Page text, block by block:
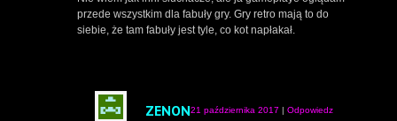
przede wszystkim dla fabuły gry. Gry retro mają to do
siebie, że tam fabuły jest tyle, co kot napłakał.
ZENON21 października 2017 Odpowiedz